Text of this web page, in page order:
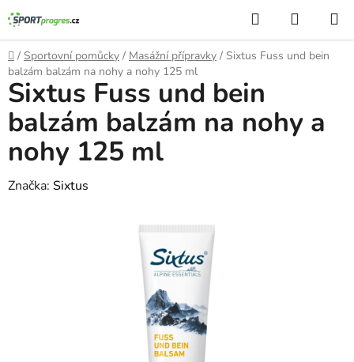
Přejít
na
obsah
Hledat
KOŠÍK
Domů
/ Sportovní pomůcky / Masážní přípravky / Sixtus Fuss und bein
balzám balzám na nohy a nohy 125 ml
Sixtus Fuss und bein
balzám balzám na nohy a
nohy 125 ml
Značka: Sixtus